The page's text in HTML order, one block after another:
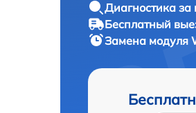
Диагностика за
Бесплатный
Замена модуля